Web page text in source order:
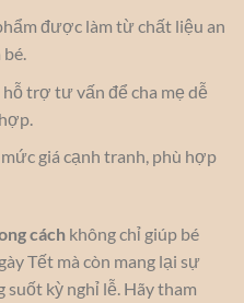
được làm từ chất liệu an
hỗ trợ tư vấn để cha mẹ dễ
giá cạnh tranh, phù hợp
cách không chỉ giúp bé
Tết mà còn mang lại sự
kỳ nghỉ lễ. Hãy tham